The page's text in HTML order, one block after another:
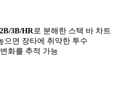
3B/HR로 분해한 스택 바 차트
으면 장타에 취약한 투수
화를 추적 가능